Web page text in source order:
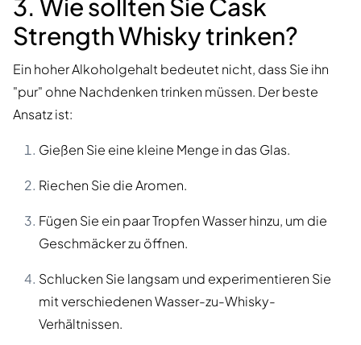
3. Wie sollten Sie Cask
Strength Whisky trinken?
Ein hoher Alkoholgehalt bedeutet nicht, dass Sie ihn
"pur" ohne Nachdenken trinken müssen. Der beste
Ansatz ist:
Gießen Sie eine kleine Menge in das Glas.
Riechen Sie die Aromen.
Fügen Sie ein paar Tropfen Wasser hinzu, um die
Geschmäcker zu öffnen.
Schlucken Sie langsam und experimentieren Sie
mit verschiedenen Wasser-zu-Whisky-
Verhältnissen.